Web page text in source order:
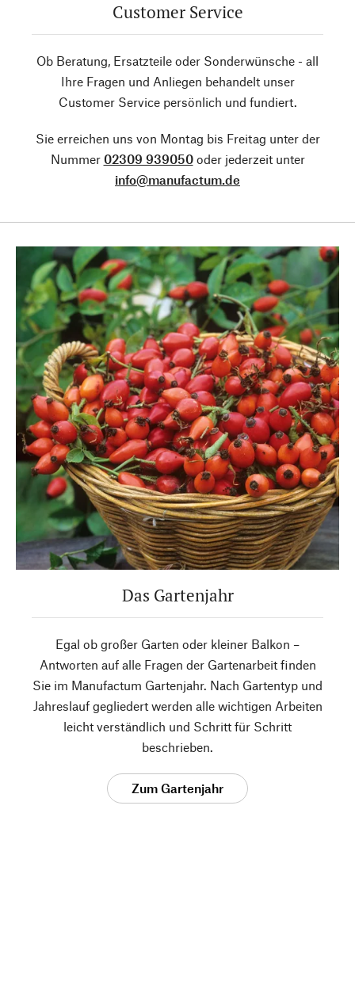
Customer Service
Ob Beratung, Ersatzteile oder Sonderwünsche - all
Ihre Fragen und Anliegen behandelt unser
Customer Service persönlich und fundiert.
Sie erreichen uns von Montag bis Freitag unter der
Nummer 02309 939050oder jederzeit unter
info@manufactum.de
Das Gartenjahr
Egal ob großer Garten oder kleiner Balkon –
Antworten auf alle Fragen der Gartenarbeit finden
Sie im Manufactum Gartenjahr. Nach Gartentyp und
Jahreslauf gegliedert werden alle wichtigen Arbeiten
leicht verständlich und Schritt für Schritt
beschrieben.
Zum Gartenjahr